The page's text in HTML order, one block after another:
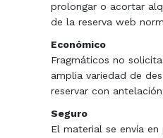
prolongar o acortar
de la reserva web
Económico
Fragmáticos no
amplia variedad de
reservar con
Seguro
El material se envía